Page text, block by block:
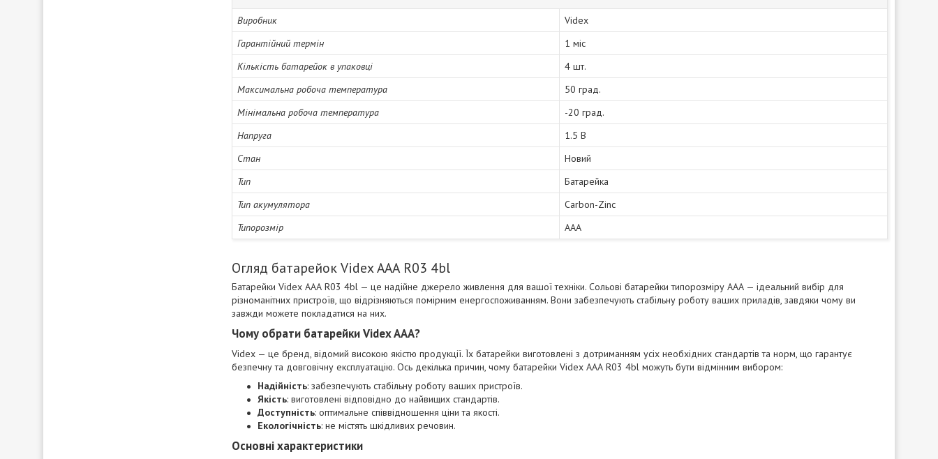
Виробник
Videx
Гарантійний термін
1 міс
Кількість батарейок в упаковці
4 шт.
Максимальна робоча температура
50 град.
Мінімальна робоча температура
-20 град.
Напруга
1.5 В
Стан
Новий
Тип
Батарейка
Тип акумулятора
Carbon-Zinc
Типорозмір
AAA
Огляд батарейок Videx ААА R03 4bl
Батарейки Videx ААА R03 4bl — це надійне джерело живлення для вашої техніки. Сольові батарейки типорозміру ААА — ідеальний вибір для
різноманітних пристроїв, що відрізняються помірним енергоспоживанням. Вони забезпечують стабільну роботу ваших приладів, завдяки чому ви
завжди можете покладатися на них.
Чому обрати батарейки Videx ААА?
Videx — це бренд, відомий високою якістю продукції. Їх батарейки виготовлені з дотриманням усіх необхідних стандартів та норм, що гарантує
безпечну та довговічну експлуатацію. Ось декілька причин, чому батарейки Videx ААА R03 4bl можуть бути відмінним вибором:
Надійність: забезпечують стабільну роботу ваших пристроїв.
Якість: виготовлені відповідно до найвищих стандартів.
Доступність: оптимальне співвідношення ціни та якості.
Екологічність: не містять шкідливих речовин.
Основні характеристики